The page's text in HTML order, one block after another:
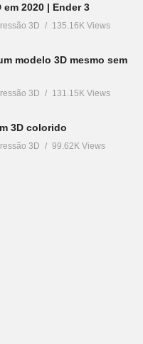
em 2020 | Ender 3
3D 135.16K Views
modelo 3D mesmo sem
3D 131.15K Views
3D colorido
3D 99.62K Views